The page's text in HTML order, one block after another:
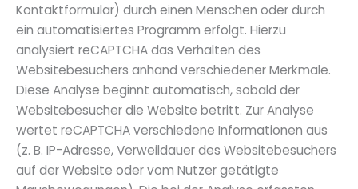
Kontaktformular) durch einen Menschen oder durch
ein automatisiertes Programm erfolgt. Hierzu
analysiert reCAPTCHA das Verhalten des
Websitebesuchers anhand verschiedener Merkmale.
Diese Analyse beginnt automatisch, sobald der
Websitebesucher die Website betritt. Zur Analyse
wertet reCAPTCHA verschiedene Informationen aus
(z. B. IP-Adresse, Verweildauer des Websitebesuchers
auf der Website oder vom Nutzer getätigte